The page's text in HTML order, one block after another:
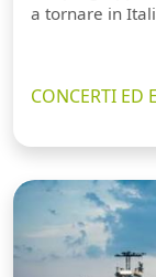
a tornare in
CONCERTI ED